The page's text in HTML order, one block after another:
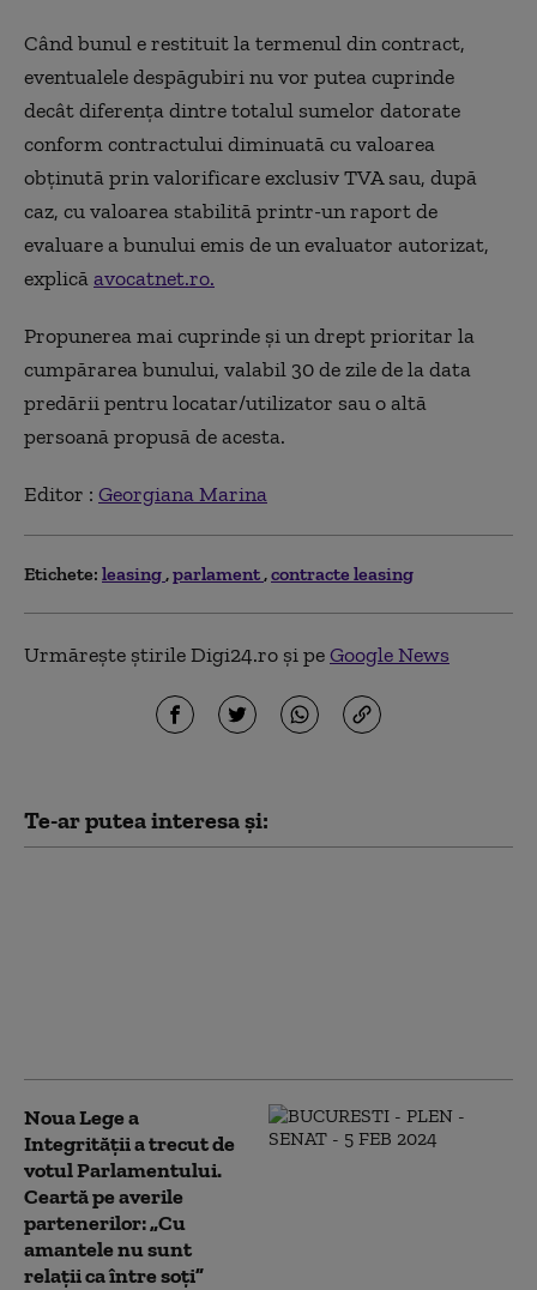
Când bunul e restituit la termenul din contract,
eventualele despăgubiri nu vor putea cuprinde
decât diferența dintre totalul sumelor datorate
conform contractului diminuată cu valoarea
obținută prin valorificare exclusiv TVA sau, după
caz, cu valoarea stabilită printr-un raport de
evaluare a bunului emis de un evaluator autorizat,
explicăavocatnet.ro.
Propunerea mai cuprinde și un drept prioritar la
cumpărarea bunului, valabil 30 de zile de la data
predării pentru locatar/utilizator sau o altă
persoană propusă de acesta.
Editor : Georgiana Marina
Etichete: leasing parlament contracte leasing
Urmărește știrile Digi24.ro și peGoogle News
Te-ar putea interesa și:
Noua Lege a
Integrității a trecut de
votul Parlamentului.
Ceartă pe averile
partenerilor: „Cu
amantele nu sunt
relații ca între soți”